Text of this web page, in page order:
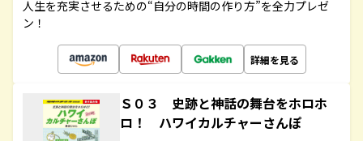
人生を充実させるための“自分の時間の作り方”を全力プレゼ
ン！
詳細を見る
Ｓ０３ 史跡と神話の舞台をホロホ
ロ！ ハワイカルチャーさんぽ